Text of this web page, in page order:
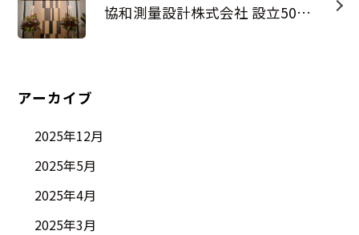
協和測量設計株式会社 設立50周年(創立65周年)記念式典・祝賀会
アーカイブ
2025年12月
2025年5月
2025年4月
2025年3月